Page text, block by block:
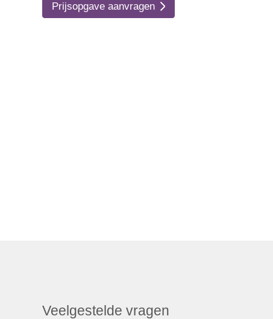
Prijsopgave aanvragen
Veelgestelde vragen